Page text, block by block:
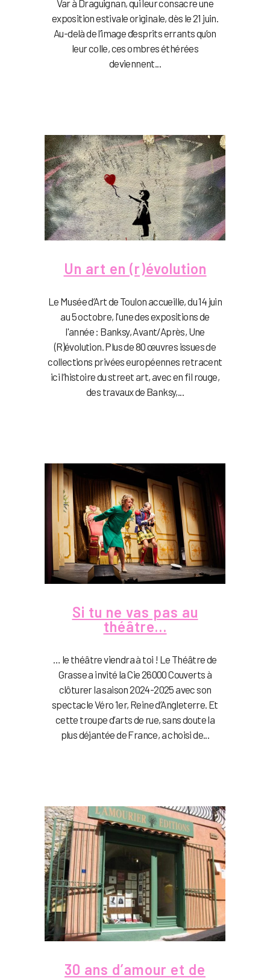
Var à Draguignan, qui leur consacre une
exposition estivale originale, dès le 21 juin.
Au-delà de l’image d’esprits errants qu’on
leur colle, ces ombres éthérées
deviennent...
Un art en (r)évolution
Le Musée d’Art de Toulon accueille, du 14 juin
au 5 octobre, l'une des expositions de
l'année : Banksy, Avant/Après, Une
(R)évolution. Plus de 80 œuvres issues de
collections privées européennes retracent
ici l’histoire du street art, avec en fil rouge,
des travaux de Banksy,...
Si tu ne vas pas au
théâtre…
… le théâtre viendra à toi ! Le Théâtre de
Grasse a invité la Cie 26000 Couverts à
clôturer la saison 2024-2025 avec son
spectacle Véro 1er, Reine d’Angleterre. Et
cette troupe d’arts de rue, sans doute la
plus déjantée de France, a choisi de...
30 ans d’amour et de